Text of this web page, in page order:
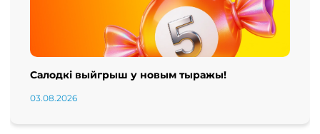
Салодкі выйгрыш у новым тыражы!
03.08.2026